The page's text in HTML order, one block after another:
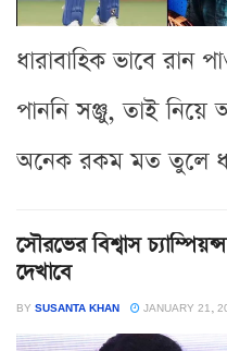
ধারাবাহিক ভাবে রান
পাননি সঞ্জু, তাই
অনেক রকম মত তুলে
সৌরভের বিশ্বাস
দেখাবে
BY SUSANTA KHAN JANUARY 21,